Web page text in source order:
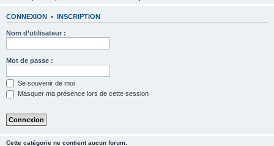
CONNEXION • INSCRIPTION
Nom d’utilisateur :
Mot de passe :
Se souvenir de moi
Masquer ma présence lors de cette session
Cette catégorie ne contient aucun forum.